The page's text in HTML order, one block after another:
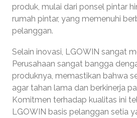
produk, mulai dari ponsel pintar
rumah pintar, yang memenuhi
pelanggan.
Selain inovasi, LGOWIN sangat
Perusahaan sangat bangga
produknya, memastikan bahwa
agar tahan lama dan berkinerja
Komitmen terhadap kualitas ini
LGOWIN basis pelanggan setia